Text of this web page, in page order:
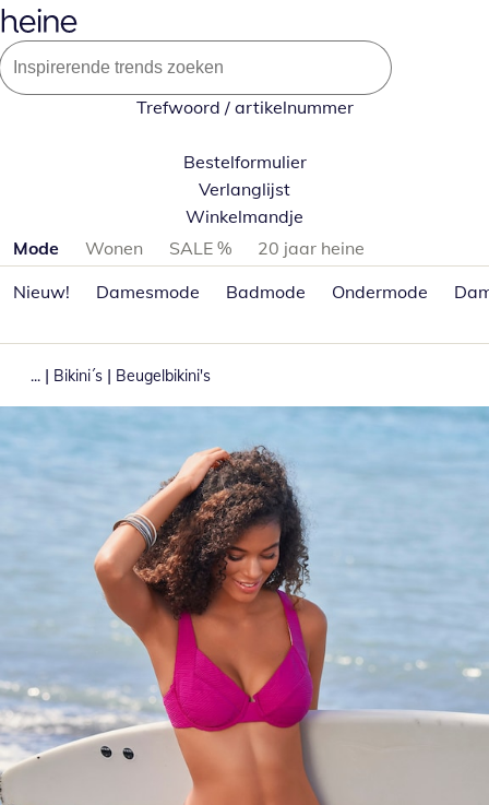
Trefwoord / artikelnummer
Bestelformulier
Verlanglijst
Winkelmandje
Productcategorieën overslaan
Mode Wonen SALE %
20 jaar heine
Nieuw!
Damesmode Badmode Ondermode
... | Bikini´s | Beugelbikini's